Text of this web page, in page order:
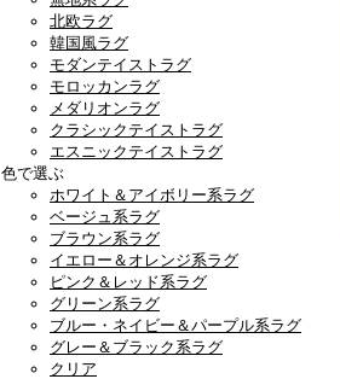
北欧ラグ
韓国風ラグ
モダンテイストラグ
モロッカンラグ
メダリオンラグ
クラシックテイストラグ
エスニックテイストラグ
色で選ぶ
ホワイト＆アイボリー系ラグ
ベージュ系ラグ
ブラウン系ラグ
イエロー＆オレンジ系ラグ
ピンク＆レッド系ラグ
グリーン系ラグ
ブルー・ネイビー＆パープル系ラグ
グレー＆ブラック系ラグ
クリア